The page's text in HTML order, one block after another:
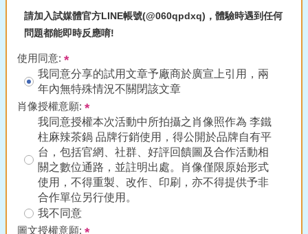
請加入試媒體官方LINE帳號(@060qpdxq)，體驗時遇到任何
問題都能即時反應唷!
使用同意:
我同意分享的試用文章予廠商於廣宣上引用，兩
年內無特殊情況不關閉該文章
肖像授權意願:
我同意授權本次活動中所拍攝之肖像照作為 李鐵
柱麻辣茶鍋 品牌行銷使用，得公開於品牌自有平
台，包括官網、社群、好評回饋圖及合作活動相
關之數位通路，並註明出處。肖像僅限原始形式
使用，不得重製、改作、印刷，亦不得提供予非
合作單位另行使用。
我不同意
圖文授權意願: